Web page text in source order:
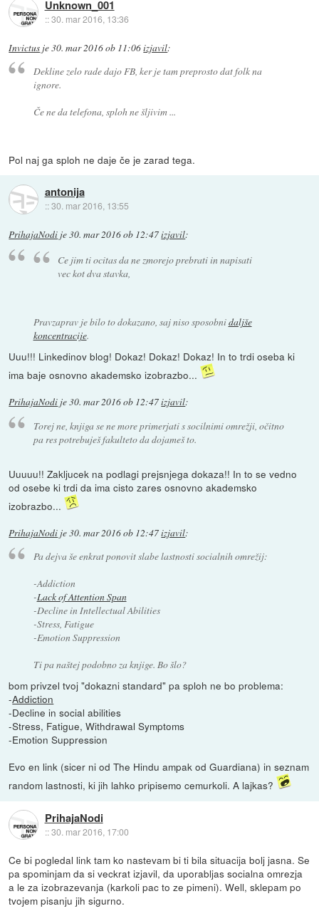
Unknown_001
::30. mar 2016, 13:36
Invictus je30. mar 2016 ob 11:06izjavil:
Dekline zelo rade dajo FB, ker je tam preprosto dat folk na
ignore.
Če ne da telefona, sploh ne šljivim ...
Pol naj ga sploh ne daje če je zarad tega.
antonija
::30. mar 2016, 13:55
PrihajaNodi je30. mar 2016 ob 12:47izjavil:
Ce jim ti ocitas da ne zmorejo prebrati in napisati
vec kot dva stavka,
Pravzaprav je bilo to dokazano, saj niso sposobnidaljše
koncentracije.
Uuu!!! Linkedinov blog! Dokaz! Dokaz! Dokaz! In to trdi oseba ki
ima baje osnovno akademsko izobrazbo...
PrihajaNodi je30. mar 2016 ob 12:47izjavil:
Torej ne, knjiga se ne more primerjati s socilnimi omrežji, očitno
pa res potrebuješ fakulteto da dojameš to.
Uuuuu!! Zakljucek na podlagi prejsnjega dokaza!! In to se vedno
od osebe ki trdi da ima cisto zares osnovno akademsko
izobrazbo...
PrihajaNodi je30. mar 2016 ob 12:47izjavil:
Pa dejva še enkrat ponovit slabe lastnosti socialnih omrežij:
-Addiction
-Lack of Attention Span
-Decline in Intellectual Abilities
-Stress, Fatigue
-Emotion Suppression
Ti pa naštej podobno za knjige. Bo šlo?
bom privzel tvoj "dokazni standard" pa sploh ne bo problema:
-Addiction
-Decline in social abilities
-Stress, Fatigue, Withdrawal Symptoms
-Emotion Suppression
Evo en link (sicer ni od The Hindu ampak od Guardiana) in seznam
random lastnosti, ki jih lahko pripisemo cemurkoli. A lajkas?
PrihajaNodi
::30. mar 2016, 17:00
Ce bi pogledal link tam ko nastevam bi ti bila situacija bolj jasna. Se
pa spominjam da si veckrat izjavil, da uporabljas socialna omrezja
a le za izobrazevanja (karkoli pac to ze pimeni). Well, sklepam po
tvojem pisanju jih sigurno.